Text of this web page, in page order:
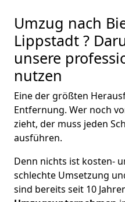
Umzug nach
Lippstadt ?
unsere
nutzen
Eine der größten
Entfernung. Wer noch
zieht, der muss jeden
ausführen.
Denn nichts ist kosten-
schlechte Umsetzung
sind bereits seit 10